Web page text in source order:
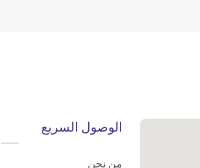
الوصول السريع
من نحن